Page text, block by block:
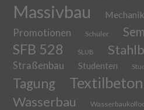
Massivbau Mechanik
Promotionen Schüler
SFB 528 SLUB
Straßenbau Studenten
Tagung Textilbeton
Wasserbau